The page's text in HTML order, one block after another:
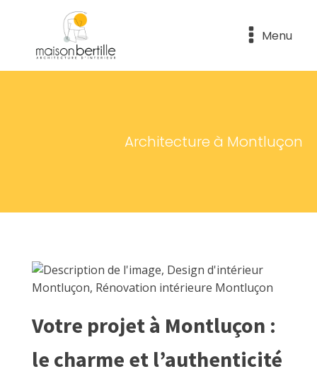
Menu
Architecture à Montluçon
Votre projet à Montluçon :
le charme et l’authenticité